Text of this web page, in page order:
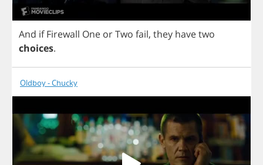
And if Firewall One orTwo fail, they havetwo
choices.
Oldboy - Chucky